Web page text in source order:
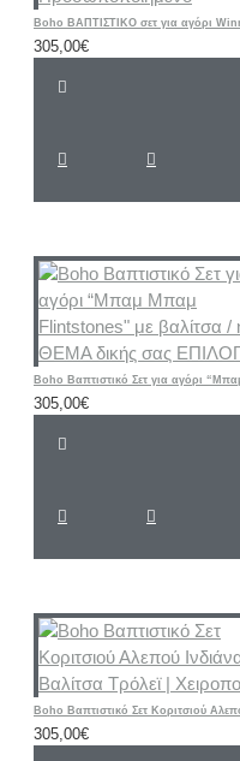
305,00€
305,00€
305,00€